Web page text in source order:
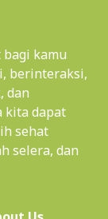
kamu
berinteraksi,
dan
kita dapat
sehat
selera, dan